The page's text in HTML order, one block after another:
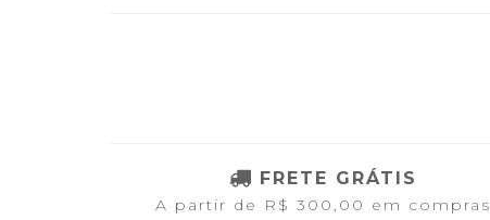
FRETE GRÁTIS
A partir de R$ 300,00 em compras